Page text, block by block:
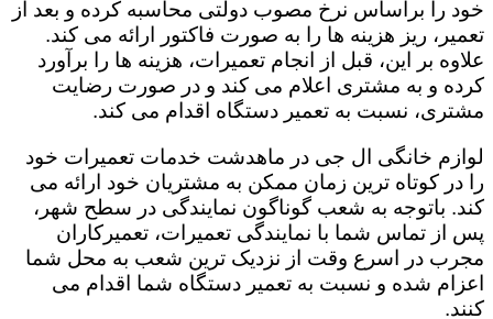
خود را براساس نرخ مصوب دولتی محاسبه کرده و بعد از
تعمیر، ریز هزینه ها را به صورت فاکتور ارائه می کند.
علاوه بر این، قبل از انجام تعمیرات، هزینه ها را برآورد
کرده و به مشتری اعلام می کند و در صورت رضایت
مشتری، نسبت به تعمیر دستگاه اقدام می کند.
لوازم خانگی ال جی در ماهدشت خدمات تعمیرات خود
را در کوتاه ترین زمان ممکن به مشتریان خود ارائه می
کند. باتوجه به شعب گوناگون نمایندگی در سطح شهر،
پس از تماس شما با نمایندگی تعمیرات، تعمیرکاران
مجرب در اسرع وقت از نزدیک ترین شعب به محل شما
اعزام شده و نسبت به تعمیر دستگاه شما اقدام می
کنند.